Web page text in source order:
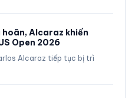
Alcaraz khiến
Open 2026
Alcaraz tiếp tục bị trì